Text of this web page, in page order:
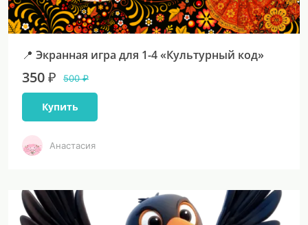
📍 Экранная игра для 1-4 «Культурный код»
350 ₽ 500 ₽
Купить
Анастасия